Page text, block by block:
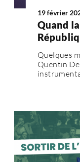
19 février
Quand
Quelques
Quentin